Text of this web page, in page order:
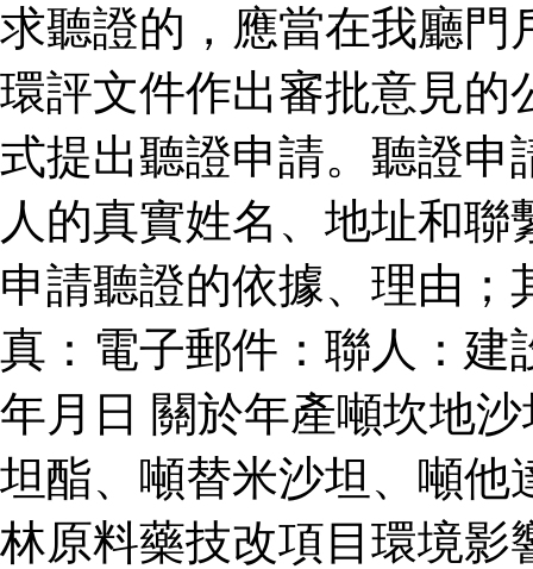
求聽證的，應當在我廳門
環評文件作出審批意見的
式提出聽證申請。聽證申
人的真實姓名、地址和
申請聽證的依據、理由
真：電子郵件：聯人：建
年月日 關於年產噸坎地
坦酯、噸替米沙坦、噸他
林原料藥技改項目環境影